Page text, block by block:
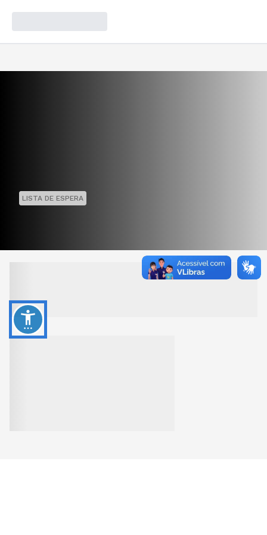
LISTA DE ESPERA